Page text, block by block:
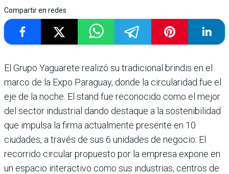
Compartir en redes
El Grupo Yaguarete realizó su tradicional brindis en el
marco de la Expo Paraguay, donde la circularidad fue el
eje de la noche. El stand fue recono­cido como el mejor
del sector industrial dando destaque a la sostenibilidad
que impulsa la firma actualmente presente en 10
ciudades, a través de sus 6 unidades de negocio. El
recorrido circular propuesto por la empresa expone en
un espacio interactivo como sus industrias, centros de